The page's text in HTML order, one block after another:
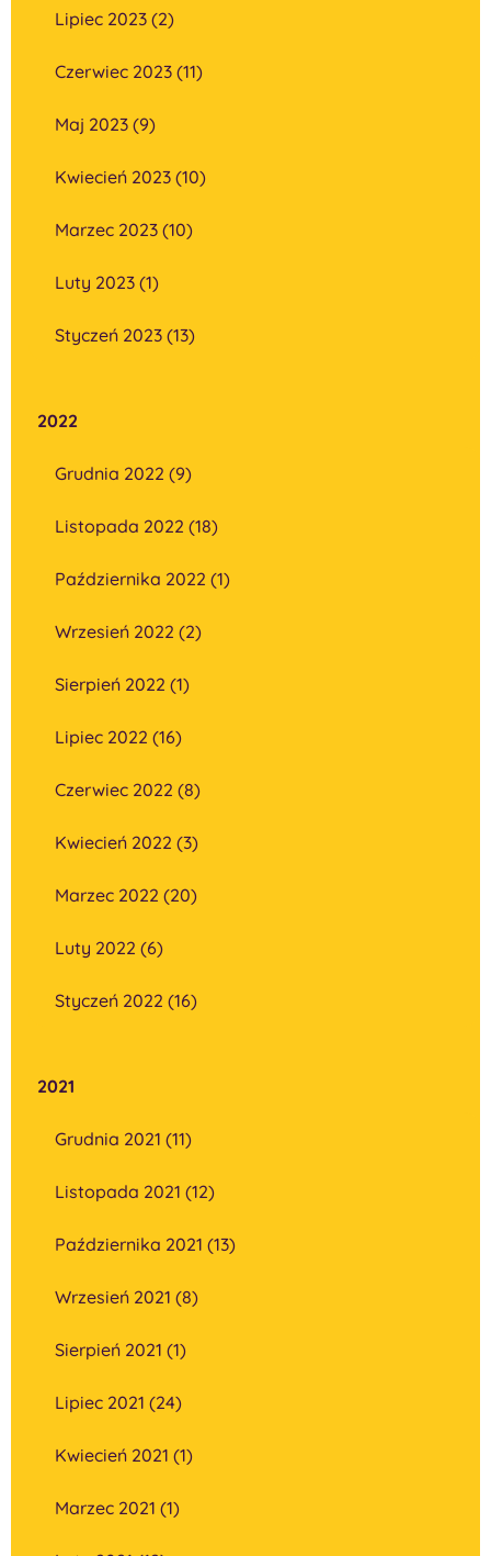
Lipiec 2023 (2)
Czerwiec 2023 (11)
Maj 2023 (9)
Kwiecień 2023 (10)
Marzec 2023 (10)
Luty 2023 (1)
Styczeń 2023 (13)
2022
Grudnia 2022 (9)
Listopada 2022 (18)
Października 2022 (1)
Wrzesień 2022 (2)
Sierpień 2022 (1)
Lipiec 2022 (16)
Czerwiec 2022 (8)
Kwiecień 2022 (3)
Marzec 2022 (20)
Luty 2022 (6)
Styczeń 2022 (16)
2021
Grudnia 2021 (11)
Listopada 2021 (12)
Października 2021 (13)
Wrzesień 2021 (8)
Sierpień 2021 (1)
Lipiec 2021 (24)
Kwiecień 2021 (1)
Marzec 2021 (1)